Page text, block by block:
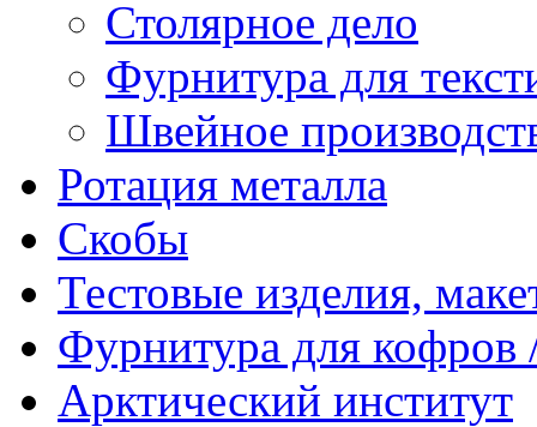
Столярное дело
Фурнитура для
Швейное
Ротация металла
Скобы
Тестовые изделия,
Фурнитура для кофров
Арктический институт